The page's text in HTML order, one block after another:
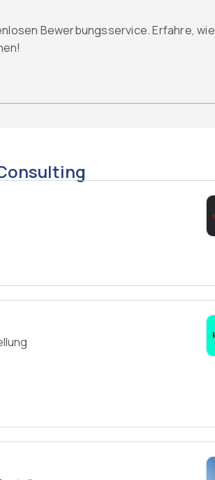
Bewerbungsservice. Erfahre, wie